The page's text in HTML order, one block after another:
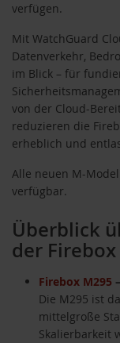
verfügen.
Mit WatchGuard
Datenverkehr,
im Blick – für
von der Cloud-
reduzieren die
erheblich und
Alle neuen M-
verfügbar.
Überblick
der
Firebox M295
Die M295 ist
mittelgroße
Skalierbarkeit